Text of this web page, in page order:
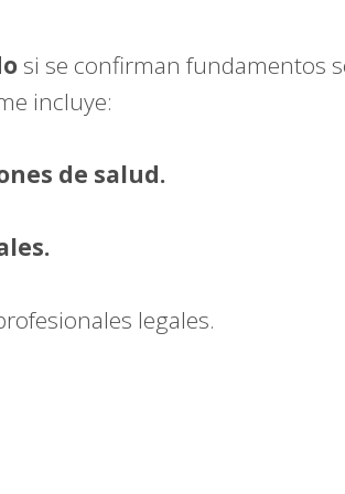
si se confirman fundamentos
incluye:
de salud.
legales.